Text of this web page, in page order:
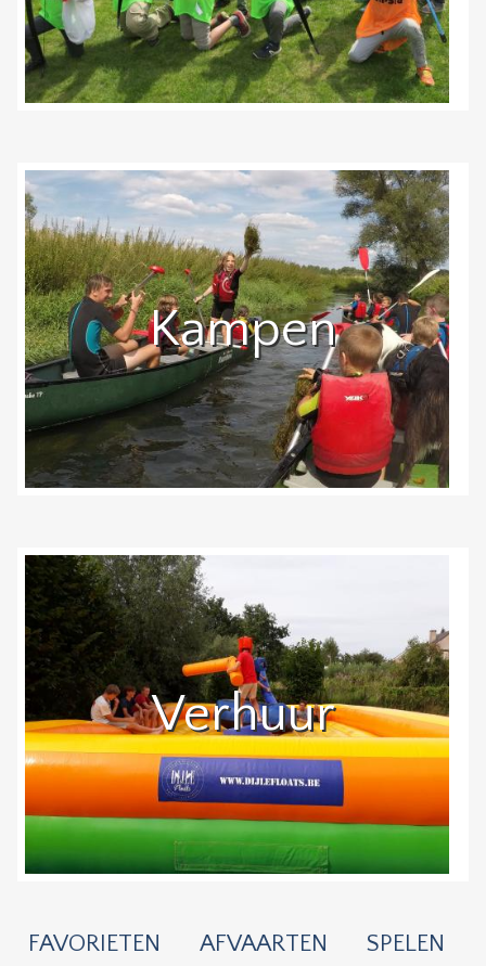
Kampen
Verhuur
FAVORIETEN AFVAARTEN SPELEN